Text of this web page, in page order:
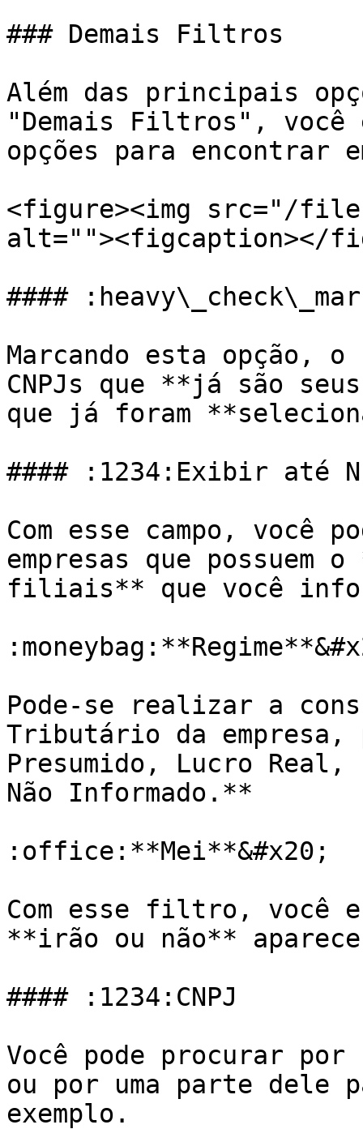
### Demais Filtros
Além das principais
"Demais Filtros", você
opções para encontrar
<figure><img src="/files/
alt=""><figcaption></
####
Marcando esta opção,
CNPJs que **já são
que já foram
#### :1234:Exibir até
Com esse campo, você
empresas que possuem
filiais** que você
Pode-se realizar a
Tributário da empresa,
Presumido, Lucro
Não Informado.**
:office:**Mei**&#x20;
Com esse filtro, você
**irão ou não**
#### :1234:CNPJ
Você pode procurar por
ou por uma parte
exemplo.